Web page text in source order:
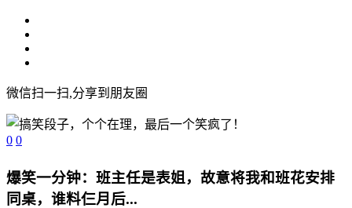
微信扫一扫,分享到朋友圈
0 0
爆笑一分钟：班主任是表姐，故意将我和班花安排
同桌，谁料仨月后...